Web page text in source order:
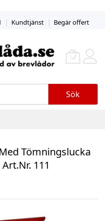
Kundtjänst Begär offert
Sök
Tömningslucka
111